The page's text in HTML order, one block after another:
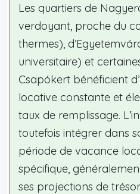
Les quartiers de
verdoyant, proche du
thermes),
universitaire) et
Csapókert bénéficient
locative constante et
taux de remplissage.
toutefois intégrer dans
période de vacance
spécifique,
ses projections de